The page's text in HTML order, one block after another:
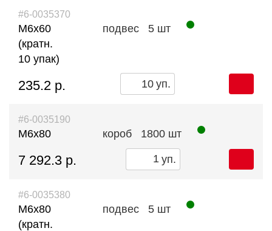
#6-0035370
М6х60
(кратн.
10 упак)
подвес 5 шт
235.2 р. уп.
#6-0035190
М6х80 короб 1800 шт
7 292.3 р. уп.
#6-0035380
М6х80
(кратн.
подвес 5 шт